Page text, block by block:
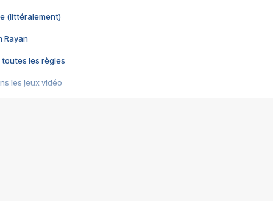
(littéralement)
Rayan
toutes les règles
les jeux vidéo